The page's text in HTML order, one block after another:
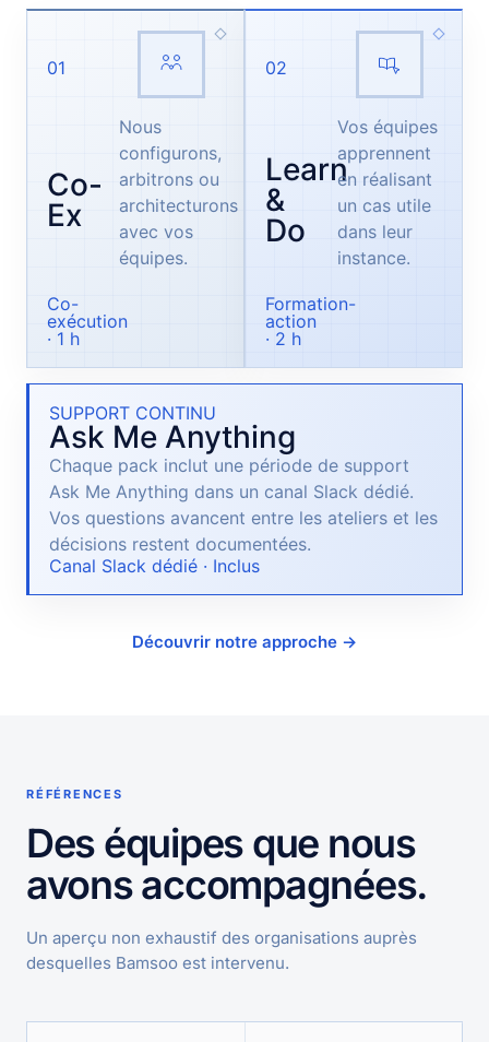
01
Co-
Ex
Nous
configurons,
arbitrons ou
architecturons
avec vos
équipes.
Co-
exécution
· 1 h
02
Learn
&
Do
Vos équipes
apprennent
en réalisant
un cas utile
dans leur
instance.
Formation-
action
· 2 h
SUPPORT CONTINU
Ask Me Anything
Chaque pack inclut une période de support
Ask Me Anything dans un canal Slack dédié.
Vos questions avancent entre les ateliers et les
décisions restent documentées.
Canal Slack dédié · Inclus
Découvrir notre approche →
RÉFÉRENCES
Des équipes que nous
avons accompagnées.
Un aperçu non exhaustif des organisations auprès
desquelles Bamsoo est intervenu.